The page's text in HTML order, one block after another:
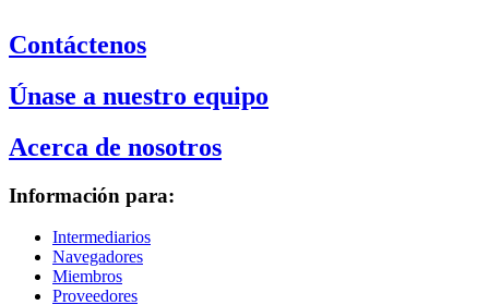
Contáctenos
Únase a nuestro equipo
Acerca de nosotros
Información para:
Intermediarios
Navegadores
Miembros
Proveedores